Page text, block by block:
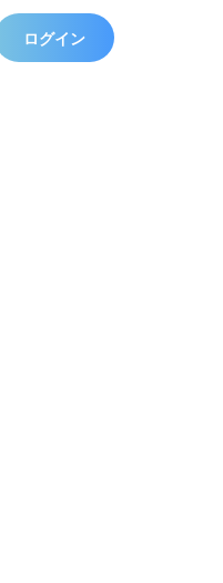
ログイン